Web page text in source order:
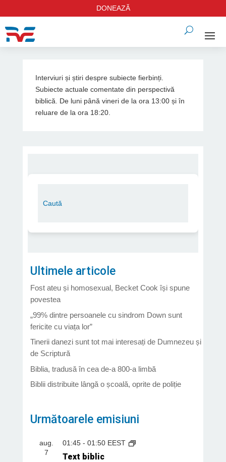
DONEAZĂ
Interviuri și știri despre subiecte fierbinți.
Subiecte actuale comentate din perspectivă
biblică. De luni până vineri de la ora 13:00 și în
reluare de la ora 18:20.
Ultimele articole
Fost ateu și homosexual, Becket Cook își spune
povestea
„99% dintre persoanele cu sindrom Down sunt
fericite cu viața lor”
Tinerii danezi sunt tot mai interesați de Dumnezeu și
de Scriptură
Biblia, tradusă în cea de-a 800-a limbă
Biblii distribuite lângă o școală, oprite de poliție
Următoarele emisiuni
aug.
7
01:45- 01:50 EEST
Text biblic